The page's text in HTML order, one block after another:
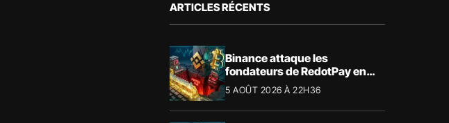
ARTICLES RÉCENTS
Binance attaque les
fondateurs de RedotPay en
justice pour 472,8 millions de
dollars
5 AOÛT 2026 À 22H36